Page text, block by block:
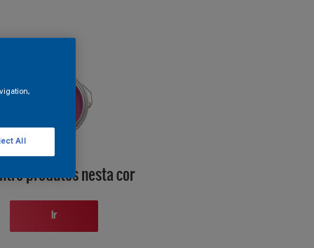
produtos nesta cor
Ir
All